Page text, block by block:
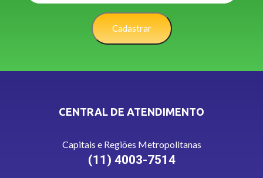
Cadastrar
CENTRAL DE ATENDIMENTO
Capitais e Regiões Metropolitanas
(11) 4003-7514